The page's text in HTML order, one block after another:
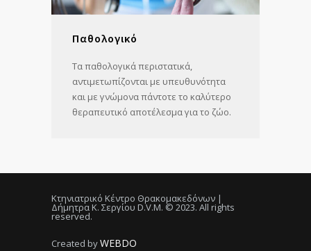
Παθολογικό
Τα παθολογικά περιστατικά,
αντιμετωπίζονται με υπευθυνότητα
και με γνώμονα πάντοτε το καλύτερο
θεραπευτικό αποτέλεσμα για το ζώο.
Κτηνιατρικό Κέντρο Θρακομακεδόνων |
Δήμητρα Κ. Σεργίου D.V.M. © 2023. All rights
reserved.
Created byWEBDO